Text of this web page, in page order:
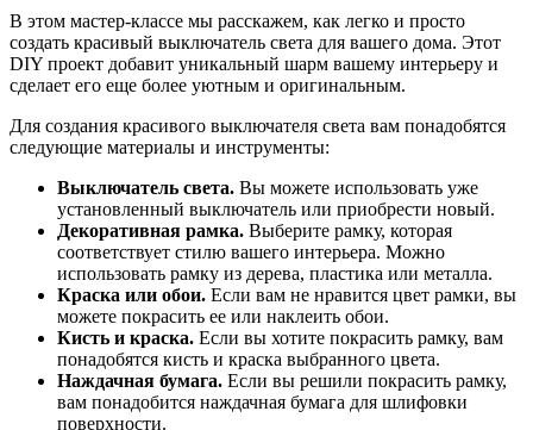
В этом мастер-классе мы расскажем, как легко и просто
создать красивый выключатель света для вашего дома. Этот
DIY проект добавит уникальный шарм вашему интерьеру и
сделает его еще более уютным и оригинальным.
Для создания красивого выключателя света вам понадобятся
следующие материалы и инструменты:
Выключатель света. Вы можете использовать уже
установленный выключатель или приобрести новый.
Декоративная рамка. Выберите рамку, которая
соответствует стилю вашего интерьера. Можно
использовать рамку из дерева, пластика или металла.
Краска или обои. Если вам не нравится цвет рамки, вы
можете покрасить ее или наклеить обои.
Кисть и краска. Если вы хотите покрасить рамку, вам
понадобятся кисть и краска выбранного цвета.
Наждачная бумага. Если вы решили покрасить рамку,
вам понадобится наждачная бумага для шлифовки
поверхности.